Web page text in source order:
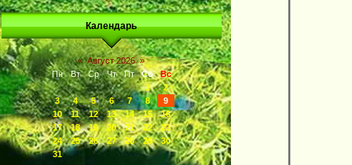
Календарь
« Август 2026 »
Пн
Вт Ср Чт Пт Сб
Вс
1
2
3
4 5 6 7 8
9
10
11 12 13 14 15
16
17
18 19 20 21 22
23
24
25 26 27 28 29
30
31